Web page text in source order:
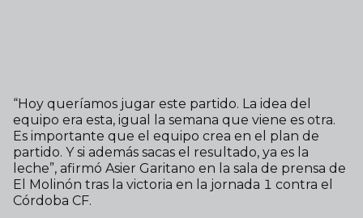
“Hoy queríamos jugar este partido. La idea del
equipo era esta, igual la semana que viene es otra.
Es importante que el equipo crea en el plan de
partido. Y si además sacas el resultado, ya es la
leche”, afirmó Asier Garitano en la sala de prensa de
El Molinón tras la victoria en la jornada 1 contra el
Córdoba CF.